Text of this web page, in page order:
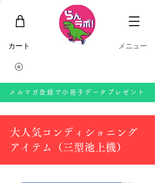
​カート ​メニュー
メルマガ登録で小冊子データプレゼント
大人気コンディショニング
アイテム（三型池上機）